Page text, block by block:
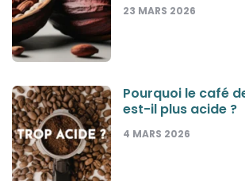
23 MARS 2026
Pourquoi le café
est-il plus acide ?
4 MARS 2026